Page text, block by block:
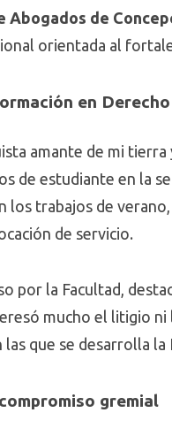
Abogados de
orientada al
en
amante de mi
de estudiante en la
los trabajos de
de servicio.
por la Facultad,
mucho el litigio
las que se desarrolla
gremial